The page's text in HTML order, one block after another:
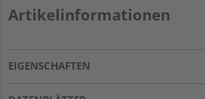
Artikelinformationen
EIGENSCHAFTEN